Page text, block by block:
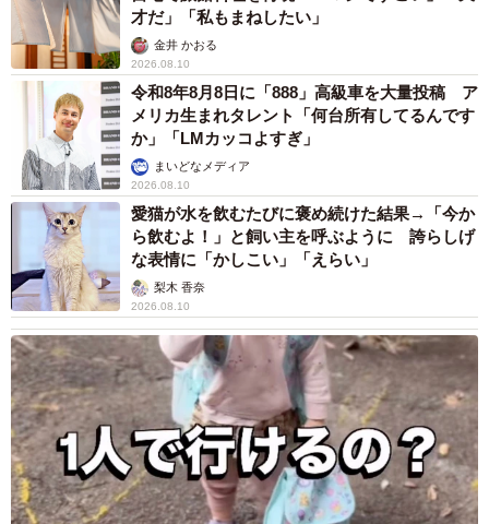
才だ」「私もまねしたい」
金井 かおる
2026.08.10
令和8年8月8日に「888」高級車を大量投稿 ア
メリカ生まれタレント「何台所有してるんです
か」「LMカッコよすぎ」
まいどなメディア
2026.08.10
愛猫が水を飲むたびに褒め続けた結果→「今か
ら飲むよ！」と飼い主を呼ぶように 誇らしげ
な表情に「かしこい」「えらい」
梨木 香奈
2026.08.10